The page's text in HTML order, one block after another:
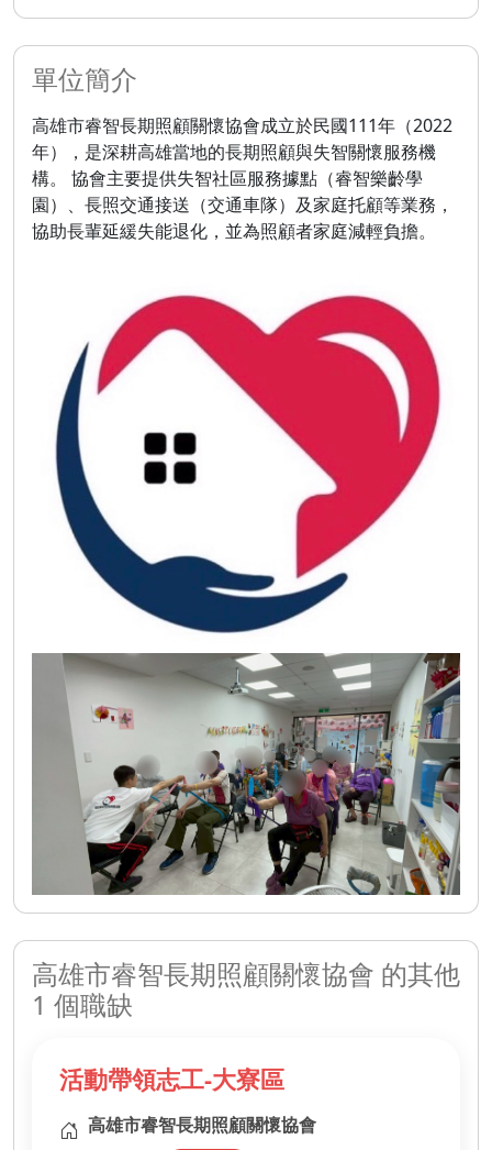
單位簡介
高雄市睿智長期照顧關懷協會成立於民國111年（2022
年），是深耕高雄當地的長期照顧與失智關懷服務機
構。 協會主要提供失智社區服務據點（睿智樂齡學
園）、長照交通接送（交通車隊）及家庭托顧等業務，
協助長輩延緩失能退化，並為照顧者家庭減輕負擔。
高雄市睿智長期照顧關懷協會 的其他
1 個職缺
活動帶領志工-大寮區
高雄市睿智長期照顧關懷協會